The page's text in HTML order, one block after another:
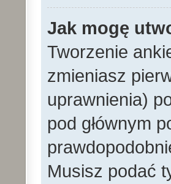
Jak mogę
Tworzenie
zmieniasz
uprawnienia)
pod głównym
Musisz podać